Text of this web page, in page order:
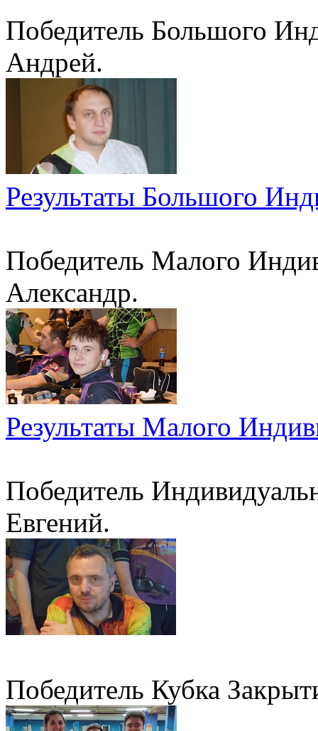
Победитель Большого
Андрей.
Результаты Большого
Победитель Малого
Александр.
Результаты Малого
Победитель
Евгений.
Победитель Кубка